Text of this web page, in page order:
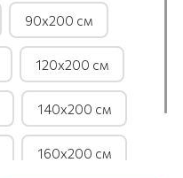
90х200 см
120х200 см
140х200 см
160х200 см